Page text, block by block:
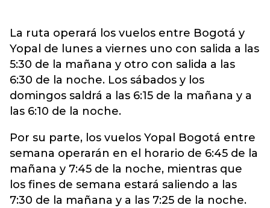
La ruta operará los vuelos entre Bogotá y
Yopal de lunes a viernes uno con salida a las
5:30 de la mañana y otro con salida a las
6:30 de la noche. Los sábados y los
domingos saldrá a las 6:15 de la mañana y a
las 6:10 de la noche.
Por su parte, los vuelos Yopal Bogotá entre
semana operarán en el horario de 6:45 de la
mañana y 7:45 de la noche, mientras que
los fines de semana estará saliendo a las
7:30 de la mañana y a las 7:25 de la noche.